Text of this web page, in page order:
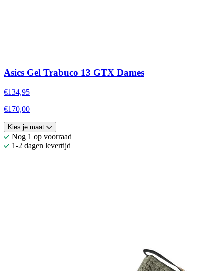
Asics Gel Trabuco 13 GTX Dames
€134,95
€170,00
Kies je maat
Nog 1 op voorraad
1-2 dagen levertijd